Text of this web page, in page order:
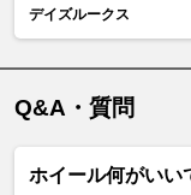
デイズルークス
Q&A・質問
ホイール何がいい